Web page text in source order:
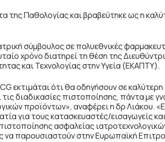
της Παθολογίας και βραβεύτηκε ως η
σύμβουλος σε πολυεθνικές
χρόνο διατηρεί τη θέση της
και Τεχνολογίας στην Υγεία (ΕΚΑΠΤΥ).
εκτιμάται ότι θα οδηγήσουν σε
τις διαδικασίες πιστοποίησης, πάντα με
προϊόντων», αναφέρει η δρ Λιάκου.
για τους κατασκευαστές/εισαγωγείς
ασφαλείας
να παρουσιαστούν στην Ευρωπαϊκή